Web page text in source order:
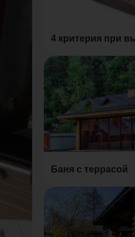
4 критерия при
Баня с террасой